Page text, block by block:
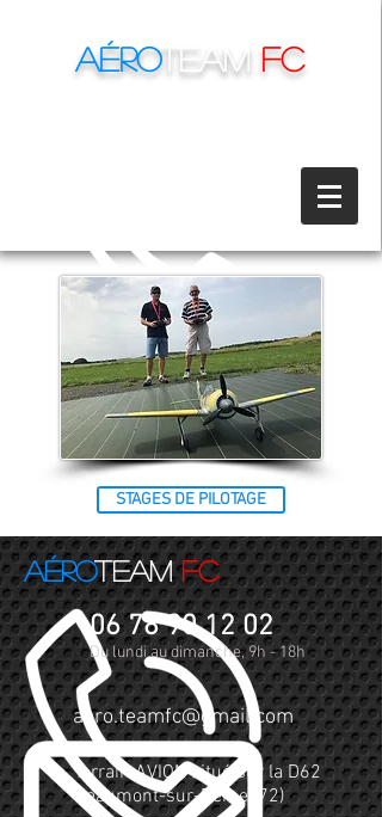
AéroTeam FC
STAGES DE PILOTAGE
AéroTeam FC
06 78 90 12 02
Du lundi au dimanche, 9h - 18h
aero.teamfc@gmail.com
Terrain AVION situé sur la D62
Beaumont-sur-Dême (72)